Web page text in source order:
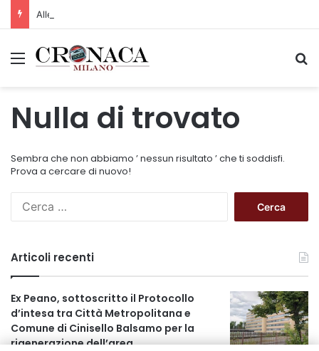
Allerta gialla per rischio temporali a partire dalle ore 18
Menu
Nulla di trovato
Sembra che non abbiamo ’ nessun risultato ’ che ti soddisfi.
Prova a cercare di nuovo!
c
a
p
e
r
Articoli recenti
Ex Peano, sottoscritto il Protocollo
d’intesa tra Città Metropolitana e
Comune di Cinisello Balsamo per la
rigenerazione dell’area